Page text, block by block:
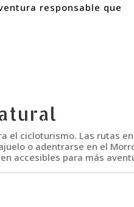
responsable que
el cicloturismo. Las rutas
o adentrarse en el
accesibles para más